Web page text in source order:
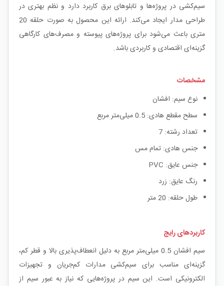
سیم‌کشی در پروژه‌ها و تابلوهای برق کاربرد دارد و نظم بهتری در
طراحی مدار ایجاد می‌کند. ارائه این محصول به صورت حلقه 20
متری باعث می‌شود برای پروژه‌های پیوسته و مصرف‌های کارگاهی
گزینه‌ای اقتصادی و کاربردی باشد.
مشخصات
نوع سیم: افشان
سطح مقطع هادی: 0.5 میلی‌متر مربع
تعداد رشته: 7
جنس هادی: تمام مس
جنس عایق: PVC
رنگ عایق: زرد
طول حلقه: 20 متر
کاربردهای رایج
سیم افشان 0.5 میلی‌متر مربع به دلیل انعطاف‌پذیری بالا و قطر کم،
گزینه‌ای مناسب برای سیم‌کشی مدارات کم‌جریان و تجهیزات
الکترونیکی است. این سیم در پروژه‌هایی که نیاز به عبور سیم از